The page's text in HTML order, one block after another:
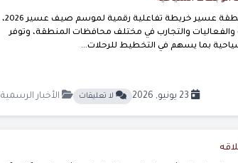
صحيفة النماص اليوم : أطلقت هيئة تطوير منطقة عسير خريطة تفاعلية رقمية لموسم صيف عسير 2026،
والتجارب في مختلف محافظات المنطقة، وتوفر
بما يسهم في التخطيط للرحلات...
23 يونيو, 2026 لا تعليقات الأخبار الرسمية